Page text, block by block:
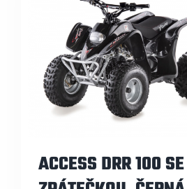
ACCESS DRR 100 SE